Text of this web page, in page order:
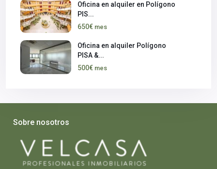
Oficina en alquiler en Polígono
PIS...
650€ mes
Oficina en alquiler Polígono
PISA &...
500€ mes
Sobre nosotros